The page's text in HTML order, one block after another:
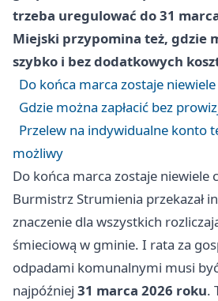
trzeba uregulować do 31
Miejski przypomina też, gdzie
szybko i bez dodatkowych
Do końca marca zostaje niewiele
Gdzie można zapłacić bez
Przelew na indywidualne konto
możliwy
Do końca marca zostaje niewiele
Burmistrz Strumienia przekazał
znaczenie dla wszystkich
śmieciową w gminie. I rata za
odpadami komunalnymi musi
najpóźniej 31 marca 2026 roku.